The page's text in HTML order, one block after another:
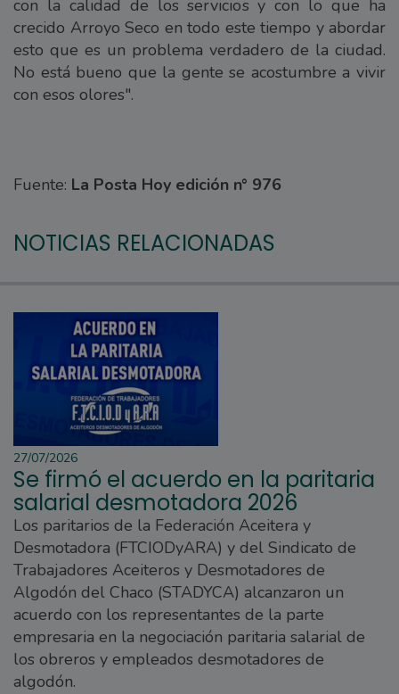
con la calidad de los servicios y con lo que ha
crecido Arroyo Seco en todo este tiempo y abordar
esto que es un problema verdadero de la ciudad.
No está bueno que la gente se acostumbre a vivir
con esos olores".
Fuente: La Posta Hoy edición n° 976
NOTICIAS RELACIONADAS
27/07/2026
Se firmó el acuerdo en la paritaria
salarial desmotadora 2026
Los paritarios de la Federación Aceitera y
Desmotadora (FTCIODyARA) y del Sindicato de
Trabajadores Aceiteros y Desmotadores de
Algodón del Chaco (STADYCA) alcanzaron un
acuerdo con los representantes de la parte
empresaria en la negociación paritaria salarial de
los obreros y empleados desmotadores de
algodón.